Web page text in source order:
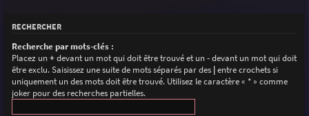
RECHERCHER
Recherche par mots-clés :
Placez un+devant un mot qui doit être trouvé et un-devant un mot qui doit
être exclu. Saisissez une suite de mots séparés par des |entre crochets si
uniquement un des mots doit être trouvé. Utilisez le caractère « * » comme
joker pour des recherches partielles.